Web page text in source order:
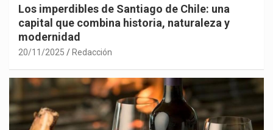
Los imperdibles de Santiago de Chile: una
capital que combina historia, naturaleza y
modernidad
20/11/2025 Redacción